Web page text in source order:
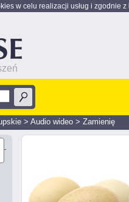
w celu realizacji usług i zgodnie z
> Audio wideo > Zamienię